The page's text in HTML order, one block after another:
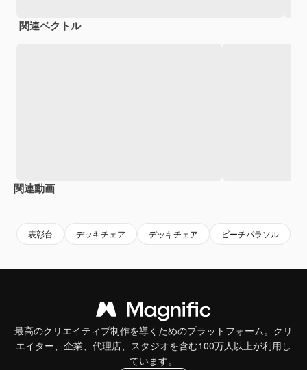
関連ベクトル
関連動画
表彰台 デッキチェア デッキチェア ビーチパラソル
最高のクリエイティブ制作を導くためのプラットフォーム。クリ
エイター、企業、代理店、スタジオを含む100万人以上が利用し
ています。